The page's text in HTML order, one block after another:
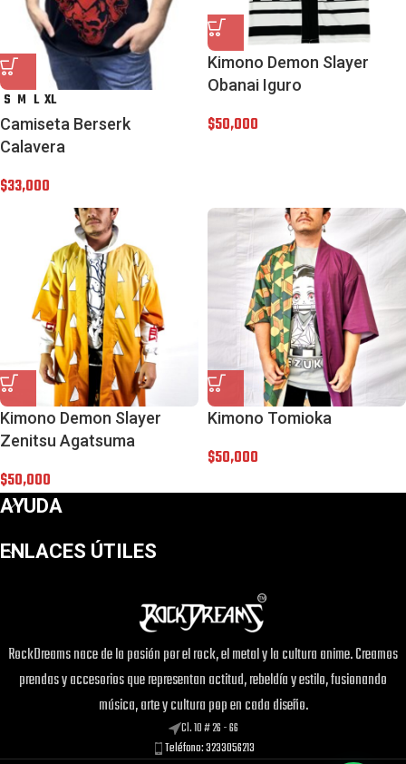
S M L XL
Camiseta Berserk
Calavera
$33,000
Kimono Demon Slayer
Obanai Iguro
$50,000
Kimono Demon Slayer
Zenitsu Agatsuma
$50,000
Kimono Tomioka
$50,000
AYUDA
ENLACES ÚTILES
RockDreams nace de la pasión por el rock, el metal y la cultura anime. Creamos
prendas y accesorios que representan actitud, rebeldía y estilo, fusionando
música, arte y cultura pop en cada diseño.
Cl. 10 # 26 - 66
Teléfono: 3233056213